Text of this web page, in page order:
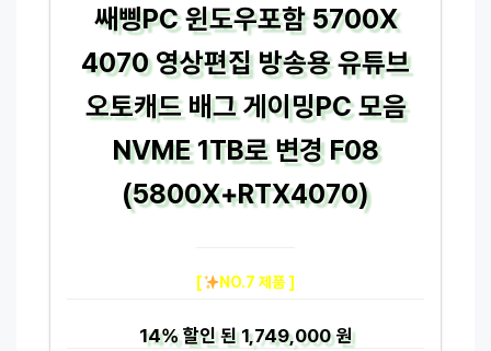
쌔삥PC 윈도우포함 5700X
4070 영상편집 방송용 유튜브
오토캐드 배그 게이밍PC 모음
NVME 1TB로 변경 F08
(5800X+RTX4070)
[ NO.7 제품 ]
14%할인 된1,749,000 원